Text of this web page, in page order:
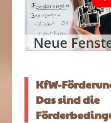
KfW-
Das sind die